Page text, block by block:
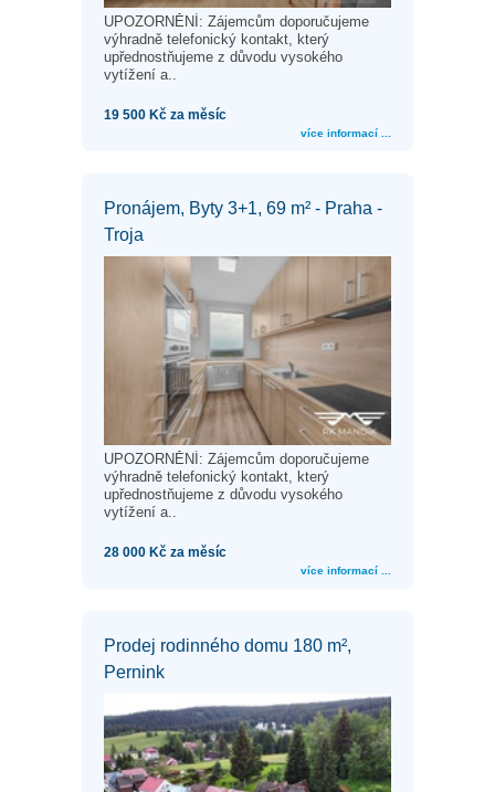
UPOZORNĚNÍ: Zájemcům doporučujeme
výhradně telefonický kontakt, který
upřednostňujeme z důvodu vysokého
vytížení a..
19 500 Kč za měsíc
více informací ...
Pronájem, Byty 3+1, 69 m² - Praha -
Troja
UPOZORNĚNÍ: Zájemcům doporučujeme
výhradně telefonický kontakt, který
upřednostňujeme z důvodu vysokého
vytížení a..
28 000 Kč za měsíc
více informací ...
Prodej rodinného domu 180 m²,
Pernink